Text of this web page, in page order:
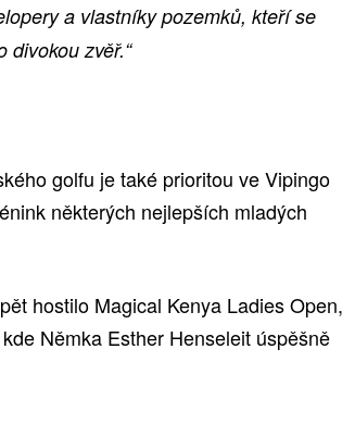
a vlastníky pozemků, kteří se
divokou zvěř.“
golfu je také prioritou ve Vipingo
některých nejlepších mladých
hostilo Magical Kenya Ladies Open,
Němka Esther Henseleit úspěšně